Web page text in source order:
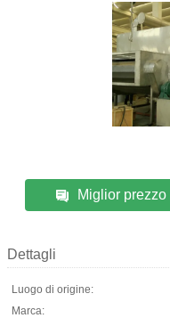
Miglior prezzo
Dettagli
Luogo di origine:
Marca: